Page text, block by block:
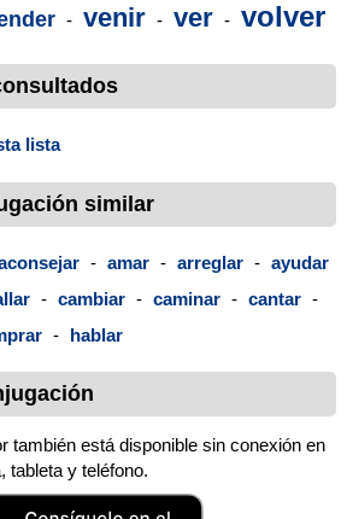
- venir - ver - volver
lista
similar
- amar - arreglar - ayudar
- cambiar - caminar - cantar -
- hablar
también está disponible sin conexión en
tableta y teléfono.